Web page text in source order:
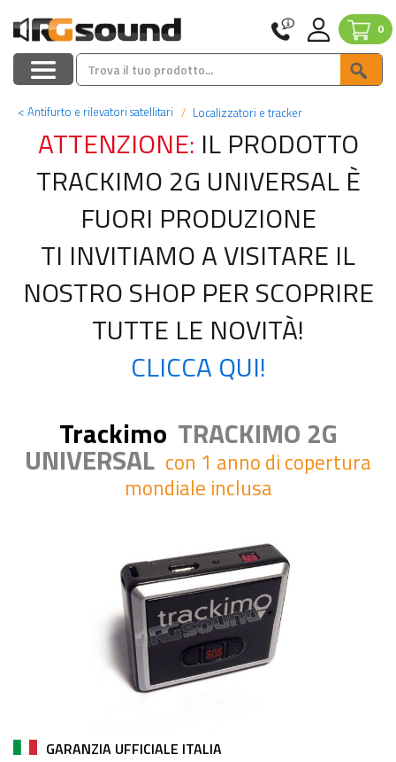
0
< Antifurto e rilevatori satellitari Localizzatori e tracker
ATTENZIONE: IL PRODOTTO
TRACKIMO 2G UNIVERSAL È
FUORI PRODUZIONE
TI INVITIAMO A VISITARE IL
NOSTRO SHOP PER SCOPRIRE
TUTTE LE NOVITÀ!
CLICCA QUI!
Trackimo TRACKIMO 2G
UNIVERSAL con 1 anno di copertura
mondiale inclusa
GARANZIA UFFICIALE ITALIA